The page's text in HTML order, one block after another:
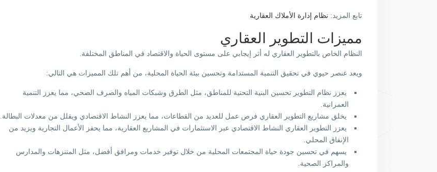
تابع المزيد: نظام إدارة الأملاك العقارية
مميزات التطوير العقاري
النظام الخاص بالتطوير العقاري له أثر إيجابي على مستوى الحياة والاقتصاد في المناطق المختلفة.
ويعد عنصر حيوي في تحقيق التنمية المستدامة وتحسين بيئة الحياة المحلية، من أهم تلك المميزات هي التالي:
يعزز نظام التطوير تحسين البنية التحتية للمناطق، مثل الطرق وشبكات المياه والصرف الصحي، مما يعزز التنمية
العمرانية.
يخلق مشاريع التطوير العقاري فرص عمل للعديد من القطاعات، مما يعزز النشاط الاقتصادي ويقلل من معدلات البطالة.
يعزز التطوير العقاري النشاط الاقتصادي عبر الاستثمارات في المشاريع العقارية، مما يحفز الأعمال التجارية ويزيد من
الإنفاق المحلي.
يسهم في تحسين جودة حياة المجتمعات المحلية من خلال توفير خدمات ومرافق أفضل، مثل المتنزهات والمدارس
والمراكز الصحية.